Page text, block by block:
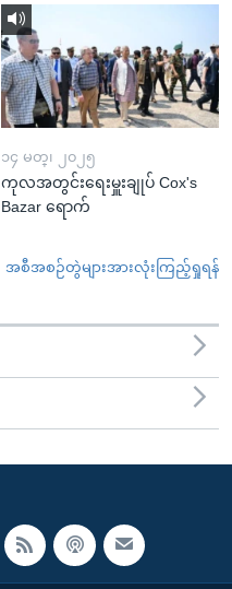
၁၄ မတ္၊ ၂၀၂၅
ကုလအတွင်းရေးမှူးချုပ် Cox's
Bazar ရောက်
အစီအစဉ်တွဲများအားလုံးကြည့်ရှုရန်